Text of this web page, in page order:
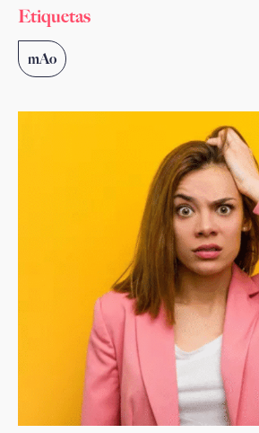
Etiquetas
mAo